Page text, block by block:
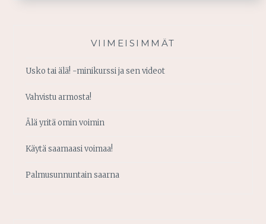
VIIMEISIMMÄT
Usko tai älä! -minikurssi ja sen videot
Vahvistu armosta!
Älä yritä omin voimin
Käytä saamaasi voimaa!
Palmusunnuntain saarna